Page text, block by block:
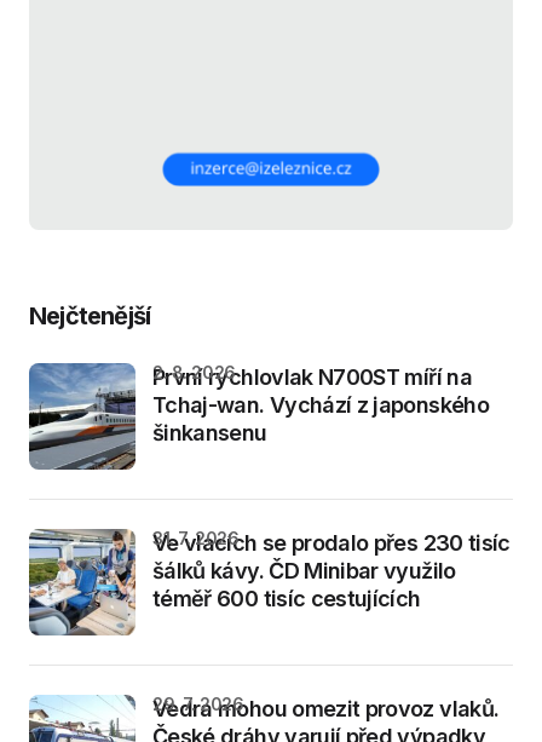
Nejčtenější
První rychlovlak N700ST míří na
Tchaj-wan. Vychází z japonského
šinkansenu
2. 8. 2026
Ve vlacích se prodalo přes 230 tisíc
šálků kávy. ČD Minibar využilo
téměř 600 tisíc cestujících
31. 7. 2026
Vedra mohou omezit provoz vlaků.
České dráhy varují před výpadky
29. 7. 2026